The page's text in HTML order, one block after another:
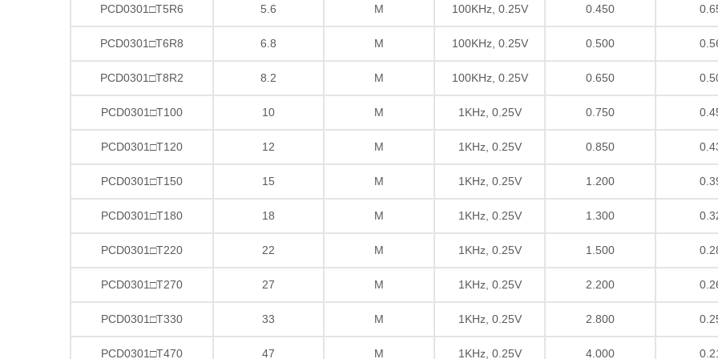
PCD0301□T5R6 5.6 M 100KHz, 0.25V 0.450
PCD0301□T6R8 6.8 M 100KHz, 0.25V 0.500
PCD0301□T8R2 8.2 M 100KHz, 0.25V 0.650
PCD0301□T100 10 M 1KHz, 0.25V 0.750
PCD0301□T120 12 M 1KHz, 0.25V 0.850
PCD0301□T150 15 M 1KHz, 0.25V 1.200
PCD0301□T180 18 M 1KHz, 0.25V 1.300
PCD0301□T220 22 M 1KHz, 0.25V 1.500
PCD0301□T270 27 M 1KHz, 0.25V 2.200
PCD0301□T330 33 M 1KHz, 0.25V 2.800
PCD0301□T470 47 M 1KHz, 0.25V 4.000